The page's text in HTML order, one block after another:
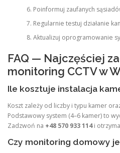
Poinformuj zaufanych
Regularnie testuj działanie
Aktualizuj oprogramowanie
FAQ — Najczęściej
monitoring CCTV w
Ile kosztuje instalacja
Koszt zależy od liczby i typu kamer
Podstawowy system (4–6 kamer) to
Zadzwoń na +48 570 933 114i
Czy monitoring domowy